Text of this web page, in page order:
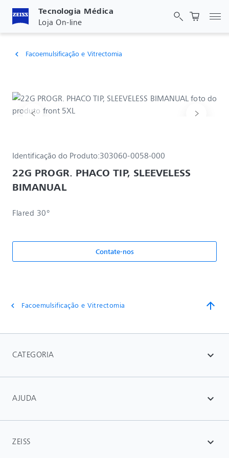
Tecnologia Médica
Loja On-line
chevron_left Facoemulsificação e Vitrectomia
Identificação do Produto:303060-0058-000
22G PROGR. PHACO TIP, SLEEVELESS
BIMANUAL
Flared 30°
Contate-nos
chevron_left Facoemulsificação e Vitrectomia arrow_upward
CATEGORIA expand_more
AJUDA expand_more
ZEISS expand_more